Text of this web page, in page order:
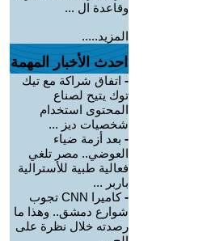
وقاعدة ال ...
المزيد.....
احدث الأخبار المهمة
- اتفاق شراكة مع تيك
توك يتيح لصناع
المحتوى استخدام
شخصيات ديز ...
- بعد أزمة ضياء
العوضي.. مصر تلغي
فعالية طبية للأسترالية
باربر ...
-
كاميرا CNN تجوب
شوارع دمشق.. وهذا ما
رصدته خلال نظرة على